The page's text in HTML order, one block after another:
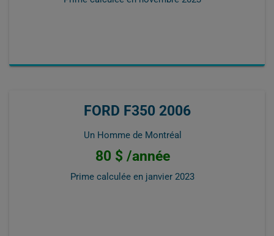
FORD F350 2006
Un Homme de Montréal
80 $ /année
Prime calculée en janvier 2023